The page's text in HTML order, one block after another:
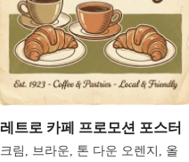
레트로 카페 프로모션 포스터
크림, 브라운, 톤 다운 오렌지, 올